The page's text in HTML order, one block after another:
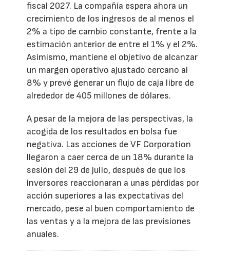
fiscal 2027. La compañía espera ahora un
crecimiento de los ingresos de al menos el
2% a tipo de cambio constante, frente a la
estimación anterior de entre el 1% y el 2%.
Asimismo, mantiene el objetivo de alcanzar
un margen operativo ajustado cercano al
8% y prevé generar un flujo de caja libre de
alrededor de 405 millones de dólares.
A pesar de la mejora de las perspectivas, la
acogida de los resultados en bolsa fue
negativa. Las acciones de VF Corporation
llegaron a caer cerca de un 18% durante la
sesión del 29 de julio, después de que los
inversores reaccionaran a unas pérdidas por
acción superiores a las expectativas del
mercado, pese al buen comportamiento de
las ventas y a la mejora de las previsiones
anuales.